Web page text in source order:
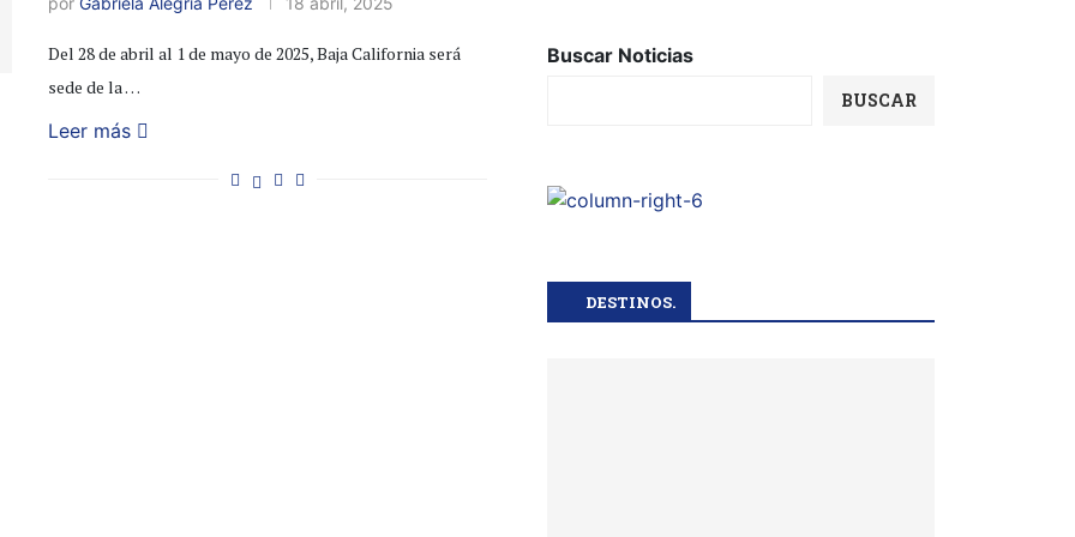
Del 28 de abril al 1 de mayo de 2025, Baja California será
sede de la …
Leer más
Buscar Noticias
BUSCAR
DESTINOS.